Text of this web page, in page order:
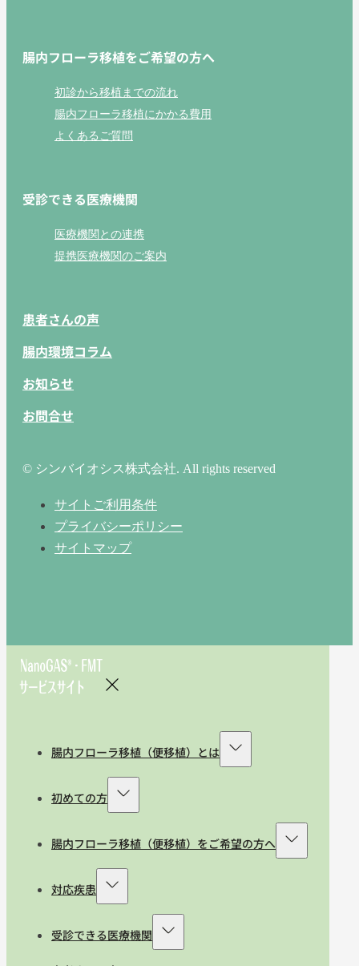
腸内フローラ移植をご希望の方へ
初診から移植までの流れ
腸内フローラ移植にかかる費用
よくあるご質問
受診できる医療機関
医療機関との連携
提携医療機関のご案内
患者さんの声
腸内環境コラム
お知らせ
お問合せ
© シンバイオシス株式会社. All rights reserved
サイトご利用条件
プライバシーポリシー
サイトマップ
腸内フローラ移植（便移植）とは
初めての方
腸内フローラ移植（便移植）をご希望の方へ
対応疾患
受診できる医療機関